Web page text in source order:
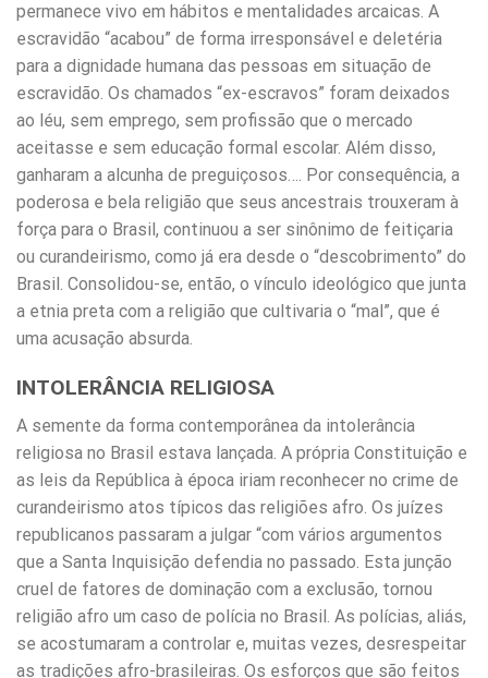
permanece vivo em hábitos e mentalidades arcaicas. A
escravidão “acabou” de forma irresponsável e deletéria
para a dignidade humana das pessoas em situação de
escravidão. Os chamados “ex-escravos” foram deixados
ao léu, sem emprego, sem profissão que o mercado
aceitasse e sem educação formal escolar. Além disso,
ganharam a alcunha de preguiçosos…. Por consequência, a
poderosa e bela religião que seus ancestrais trouxeram à
força para o Brasil, continuou a ser sinônimo de feitiçaria
ou curandeirismo, como já era desde o “descobrimento” do
Brasil. Consolidou-se, então, o vínculo ideológico que junta
a etnia preta com a religião que cultivaria o “mal”, que é
uma acusação absurda.
INTOLERÂNCIA RELIGIOSA
A semente da forma contemporânea da intolerância
religiosa no Brasil estava lançada. A própria Constituição e
as leis da República à época iriam reconhecer no crime de
curandeirismo atos típicos das religiões afro. Os juízes
republicanos passaram a julgar “com vários argumentos
que a Santa Inquisição defendia no passado. Esta junção
cruel de fatores de dominação com a exclusão, tornou
religião afro um caso de polícia no Brasil. As polícias, aliás,
se acostumaram a controlar e, muitas vezes, desrespeitar
as tradições afro-brasileiras. Os esforços que são feitos